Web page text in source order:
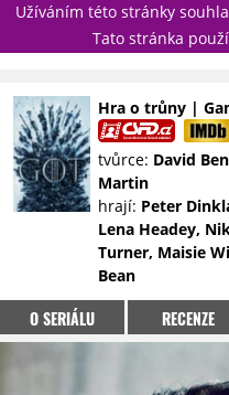
Užíváním této stránky
Tato stránka
NOVINKY
TÉMATA
RECENZE
EPIZODY
KULT
TRAILERY
GALERIE
DISKUZE
STATISTIKY
Hra o trůny |
tvůrce: David
Martin
hrají: Peter
Lena Headey,
Turner, Maisie
Bean
O SERIÁLU RECENZE